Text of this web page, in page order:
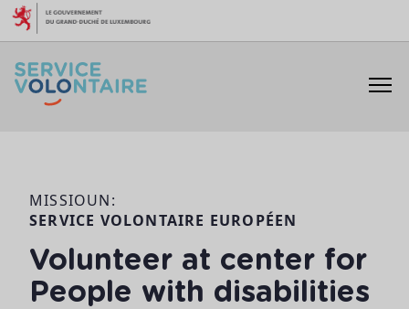
Skip to content
MISSIOUN:
SERVICE VOLONTAIRE EUROPÉEN
Volunteer at center for
People with disabilities